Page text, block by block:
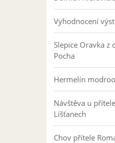
Vyhodnocení
Slepice Oravka z
Pocha
Hermelín
Návštěva u
Líšťanech
Chov přítele